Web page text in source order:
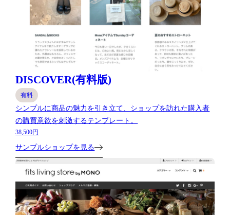
DISCOVER(有料版)
有料
シンプルに商品の魅力を引き立て、ショップを訪れた購入者
の購買意欲を刺激するテンプレート。
38,500円
サンプルショップを見る